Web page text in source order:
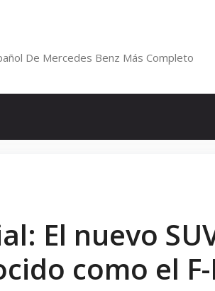
De Mercedes Benz Más Completo
El nuevo
como el